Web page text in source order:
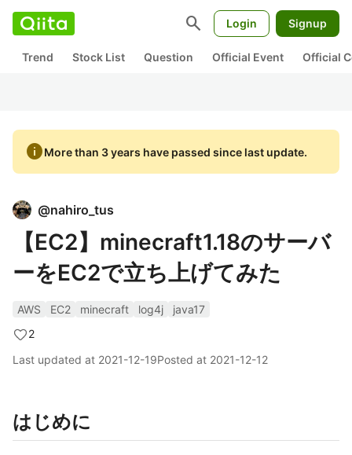
search Login Signup
Trend Stock List Question Official Event Official
infoMore than 3 years have passed since last update.
@nahiro_tus
【EC2】minecraft1.18のサーバ
ーをEC2で立ち上げてみた
AWS EC2 minecraft log4j
java17
2
Last updated at 2021-12-19Posted at 2021-12-12
はじめに